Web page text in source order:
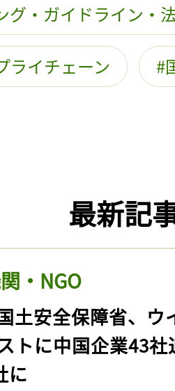
グ・ガイドライン・
ライチェーン
最新記
・NGO
土安全保障省、ウ
トに中国企業43社
に